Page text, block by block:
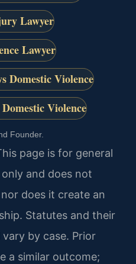
Lawyer
Lawyer
Domestic Violence
Violence
Founder.
page is for general
and does not
does it create an
Statutes and their
by case. Prior
a similar outcome;